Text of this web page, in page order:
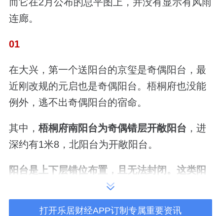
连廊。
01
在大兴，第一个送阳台的京玺是奇偶阳台，最
近刚改规的元启也是奇偶阳台。梧桐府也没能
例外，逃不出奇偶阳台的宿命。
其中， 梧桐府南阳台为奇偶错层开敞阳台 ，进
深约有1米8，北阳台为开敞阳台。
阳台是上下层错位布置，且无法封闭。这类阳
台很鸡肋，因为北京风沙天气多，无法作为家
政间放洗衣机，利用率偏低。
打开乐居财经APP订制专属重要资讯